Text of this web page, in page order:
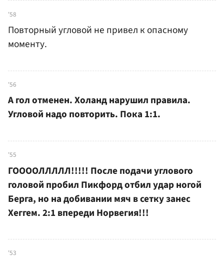
'58
Повторный угловой не привел к опасному
моменту.
'56
А гол отменен. Холанд нарушил правила.
Угловой надо повторить. Пока 1:1.
'55
ГООООЛЛЛЛЛ!!!!! После подачи углового
головой пробил Пикфорд отбил удар ногой
Берга, но на добивании мяч в сетку занес
Хеггем. 2:1 впереди Норвегия!!!
'53